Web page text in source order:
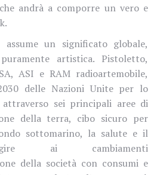
andrà a comporre un vero e
assume un significato globale,
artistica. Pistoletto,
ASI e RAM radioartemobile,
delle Nazioni Unite per lo
attraverso sei principali aree di
della terra, cibo sicuro per
sottomarino, la salute e il
ai cambiamenti
della società con consumi e